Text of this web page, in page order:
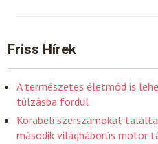
Friss Hírek
A természetes életmód is
túlzásba fordul
Korabeli szerszámokat
második világháborús motor